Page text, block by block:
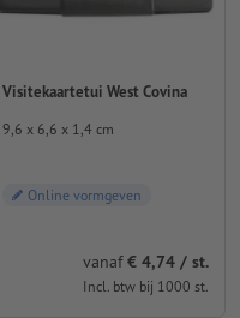
Visitekaartetui West Covina
9,6 x 6,6 x 1,4 cm
Online vormgeven
vanaf€ 4,74 / st.
Incl. btw bij 1000 st.